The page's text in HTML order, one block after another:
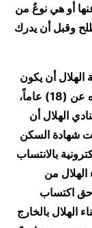
أو هي نوعٌ من
وقبل أن يدرك
أن يكون
المتقدم لنيلها سوداني الجنسية وأن لا يقل عمره عن (18) عاماً،
الهلال أن
شهادة السكن
بالانتساب
الهلال من
حق اكتساب
الهلال بالخارج